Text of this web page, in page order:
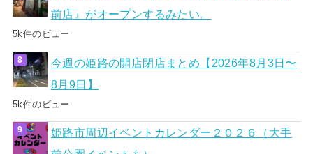
前店』がオープンするみたい。
5k件のビュー
今週の姫路の開店閉店まとめ【2026年8月3日〜
8月9日】
5k件のビュー
姫路市周辺イベントカレンダー２０２６（大手